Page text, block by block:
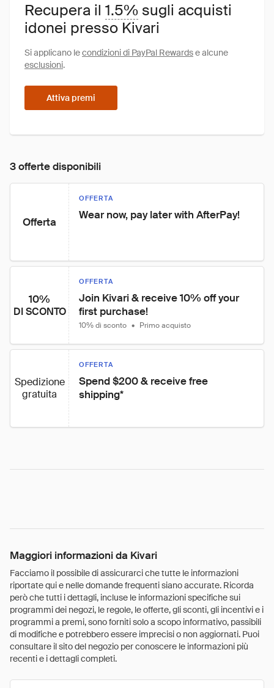
Recupera il 1.5% sugli acquisti
idonei presso Kivari
Si applicano lecondizioni di PayPal Rewardse alcune
esclusioni.
Attiva premi
3 offerte disponibili
Offerta
OFFERTA
Wear now, pay later with AfterPay!
10%
DI SCONTO
OFFERTA
Join Kivari & receive 10% off your
first purchase!
10% di sconto • Primo acquisto
Spedizione
gratuita
OFFERTA
Spend $200 & receive free
shipping*
Maggiori informazioni da Kivari
Facciamo il possibile di assicurarci che tutte le informazioni
riportate qui e nelle domande frequenti siano accurate. Ricorda
però che tutti i dettagli, incluse le informazioni specifiche sui
programmi dei negozi, le regole, le offerte, gli sconti, gli incentivi e i
programmi a premi, sono forniti solo a scopo informativo, passibili
di modifiche e potrebbero essere imprecisi o non aggiornati. Puoi
consultare il sito del negozio per conoscere le informazioni più
recenti e i dettagli completi.